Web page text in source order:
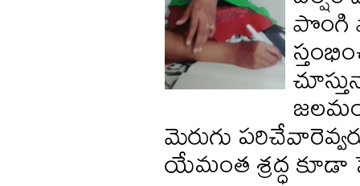
పొంగి
మెరుగు
యేమంత శ్రద్ధ కూడా